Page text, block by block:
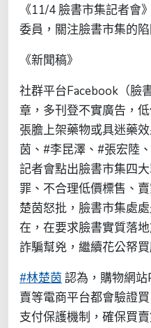
《11/4 臉書市集記者會
委員，關注臉書市集的
《新聞稿》
社群平台Facebook（臉
章，多刊登不實廣告，
張膽上架藥物或具迷藥
茵、#李昆澤、#張宏陸
記者會點出臉書市集四
罪、不合理低價標售、
楚茵怒批，臉書市集處
在，在要求臉書實質落
詐騙幫兇，繼續花公帑買
#林楚茵 認為，購物網
賣等電商平台都會驗證
支付保護機制，確保買